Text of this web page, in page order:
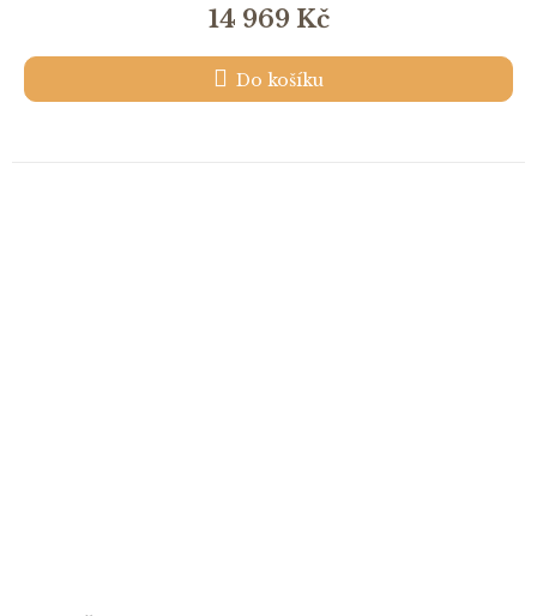
14 969 Kč
Do košíku